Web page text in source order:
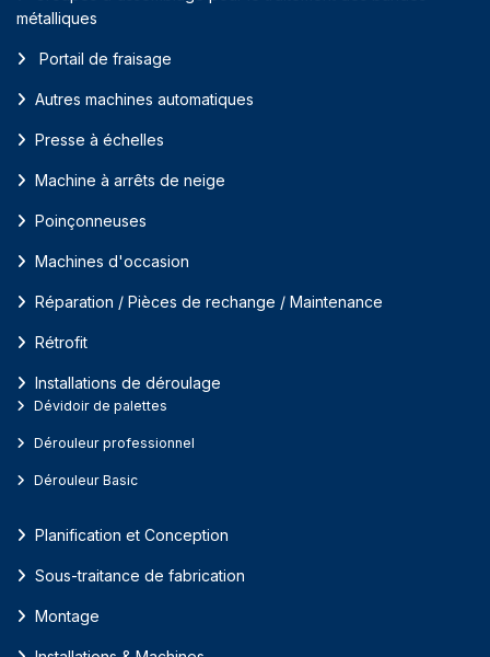
métalliques
Portail de fraisage
Autres machines automatiques
Presse à échelles
Machine à arrêts de neige
Poinçonneuses
Machines d'occasion
Réparation / Pièces de rechange / Maintenance
Rétrofit
Installations de déroulage
Dévidoir de palettes
Dérouleur professionnel
Dérouleur Basic
Planification et Conception
Sous-traitance de fabrication
Montage